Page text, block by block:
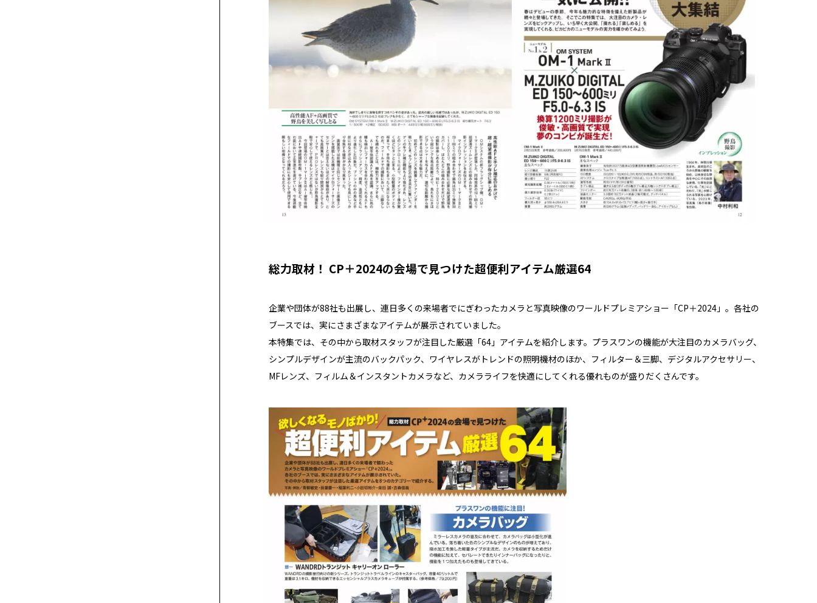
総力取材！ CP＋2024の会場で見つけた超便利アイテム厳選64
企業や団体が88社も出展し、連日多くの来場者でにぎわったカメラと写真映像のワールドプレミアショー「CP＋2024」。各社の
ブースでは、実にさまざまなアイテムが展示されていました。
本特集では、その中から取材スタッフが注目した厳選「64」アイテムを紹介します。プラスワンの機能が大注目のカメラバッグ、
シンプルデザインが主流のバックパック、ワイヤレスがトレンドの照明機材のほか、フィルター＆三脚、デジタルアクセサリー、
MFレンズ、フィルム＆インスタントカメラなど、カメラライフを快適にしてくれる優れものが盛りだくさんです。